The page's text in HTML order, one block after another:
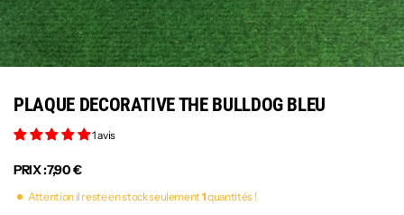
PLAQUE DECORATIVE THE BULLDOG BLEU
1 avis
PRIX :7,90 €
Attention il reste en stock seulement1quantités !